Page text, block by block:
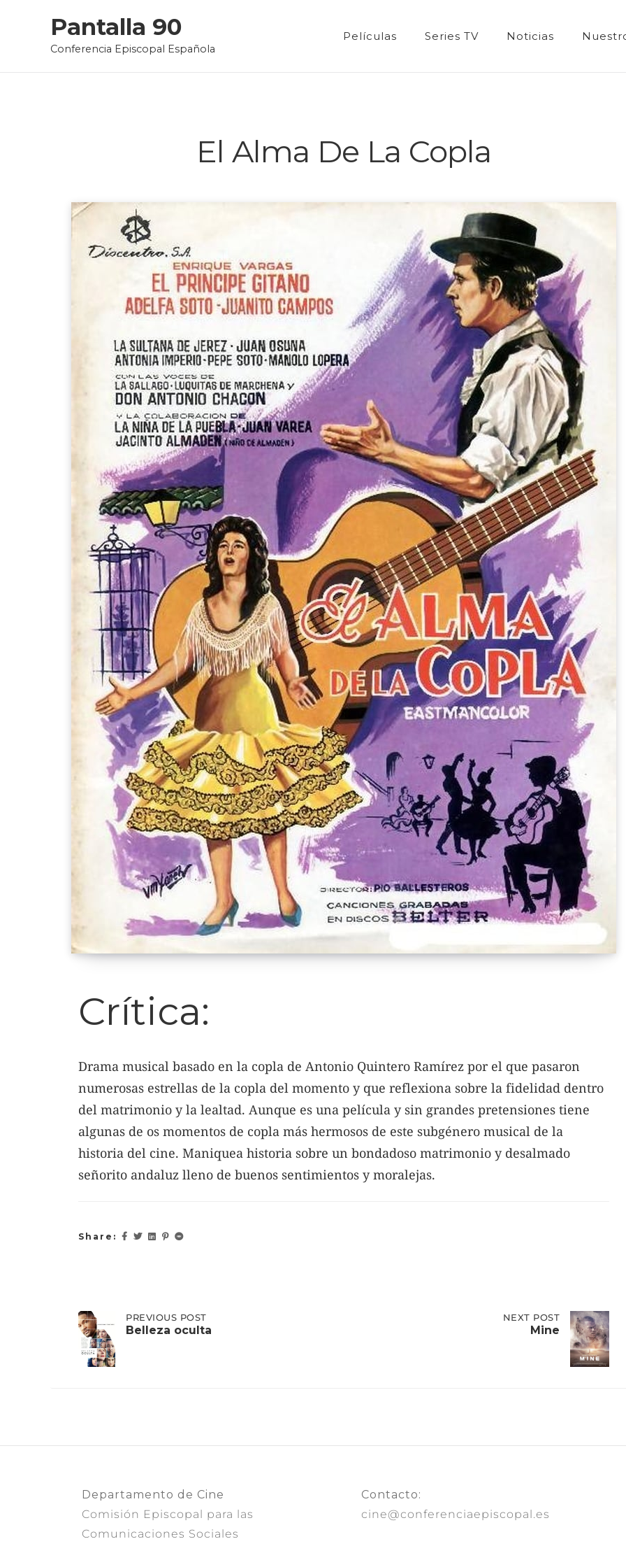
Pantalla 90
Conferencia Episcopal Española
Películas Series TV Noticias
El Alma De La Copla
Crítica:
Drama musical basado en la copla de Antonio Quintero Ramírez por el que pasaron
numerosas estrellas de la copla del momento y que reflexiona sobre la fidelidad dentro
del matrimonio y la lealtad. Aunque es una película y sin grandes pretensiones tiene
algunas de os momentos de copla más hermosos de este subgénero musical de la
historia del cine. Maniquea historia sobre un bondadoso matrimonio y desalmado
señorito andaluz lleno de buenos sentimientos y moralejas.
Share:
Post
navigation
PREVIOUS
POST:
PREVIOUS POST
Belleza oculta
NEXT POST
Mine
Departamento de Cine
Comisión Episcopal para las
Comunicaciones Sociales
Contacto:
cine@conferenciaepiscopal.es